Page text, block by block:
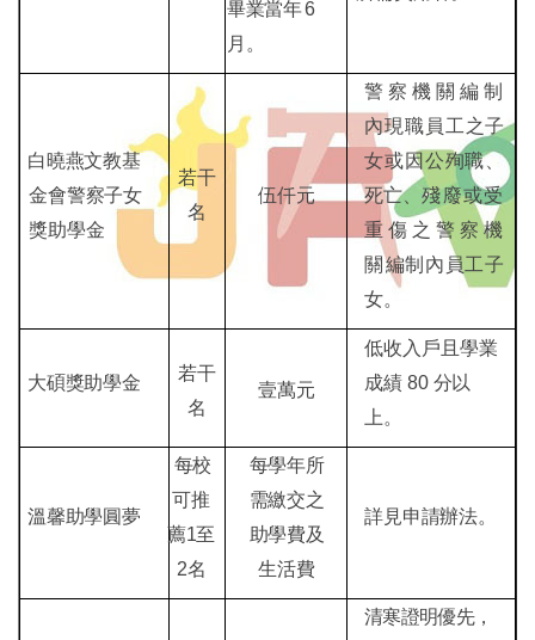
畢業當年6
月。
白曉燕文教基
金會警察子女
獎助學金
若干
名
伍仟元
警察機關編制
內現職員工 之子
女或因公殉職、
死亡、殘廢或受
重傷之警察機
關編制內員工子
女。
大碩獎助學金
若干
名
壹萬元
低收入戶且學業
成績 80 分以
上。
溫馨助學圓夢
每校
可推
薦1至
2名
每學年所
需繳交之
助學費及
生活費
詳見申請辦法。
清寒證明優先，